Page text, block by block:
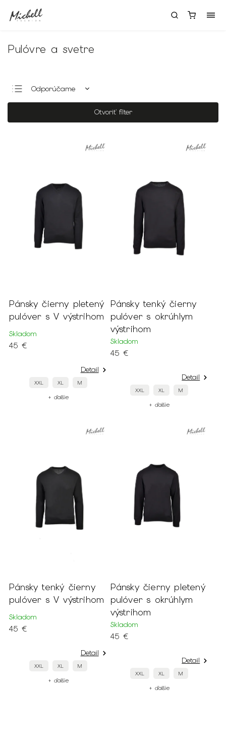
Pulóvre a svetre
Odporúčame
Najlacnejšie
Najdrahšie
Otvoriť filter
Pánsky čierny pletený
pulóver s V výstrihom
Skladom
45 €
Detail
XXL XL M
+ ďalšie
Pánsky tenký čierny
pulóver s okrúhlym
výstrihom
Skladom
45 €
Detail
XXL XL M
+ ďalšie
Pánsky tenký čierny
pulóver s V výstrihom
Skladom
45 €
Detail
XXL XL M
+ ďalšie
Pánsky čierny pletený
pulóver s okrúhlym
výstrihom
Skladom
45 €
Detail
XXL XL M
+ ďalšie